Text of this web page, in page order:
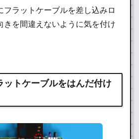
ラットケーブルを差し込みロ
きを間違えないように気を付け
ットケーブルをはんだ付け